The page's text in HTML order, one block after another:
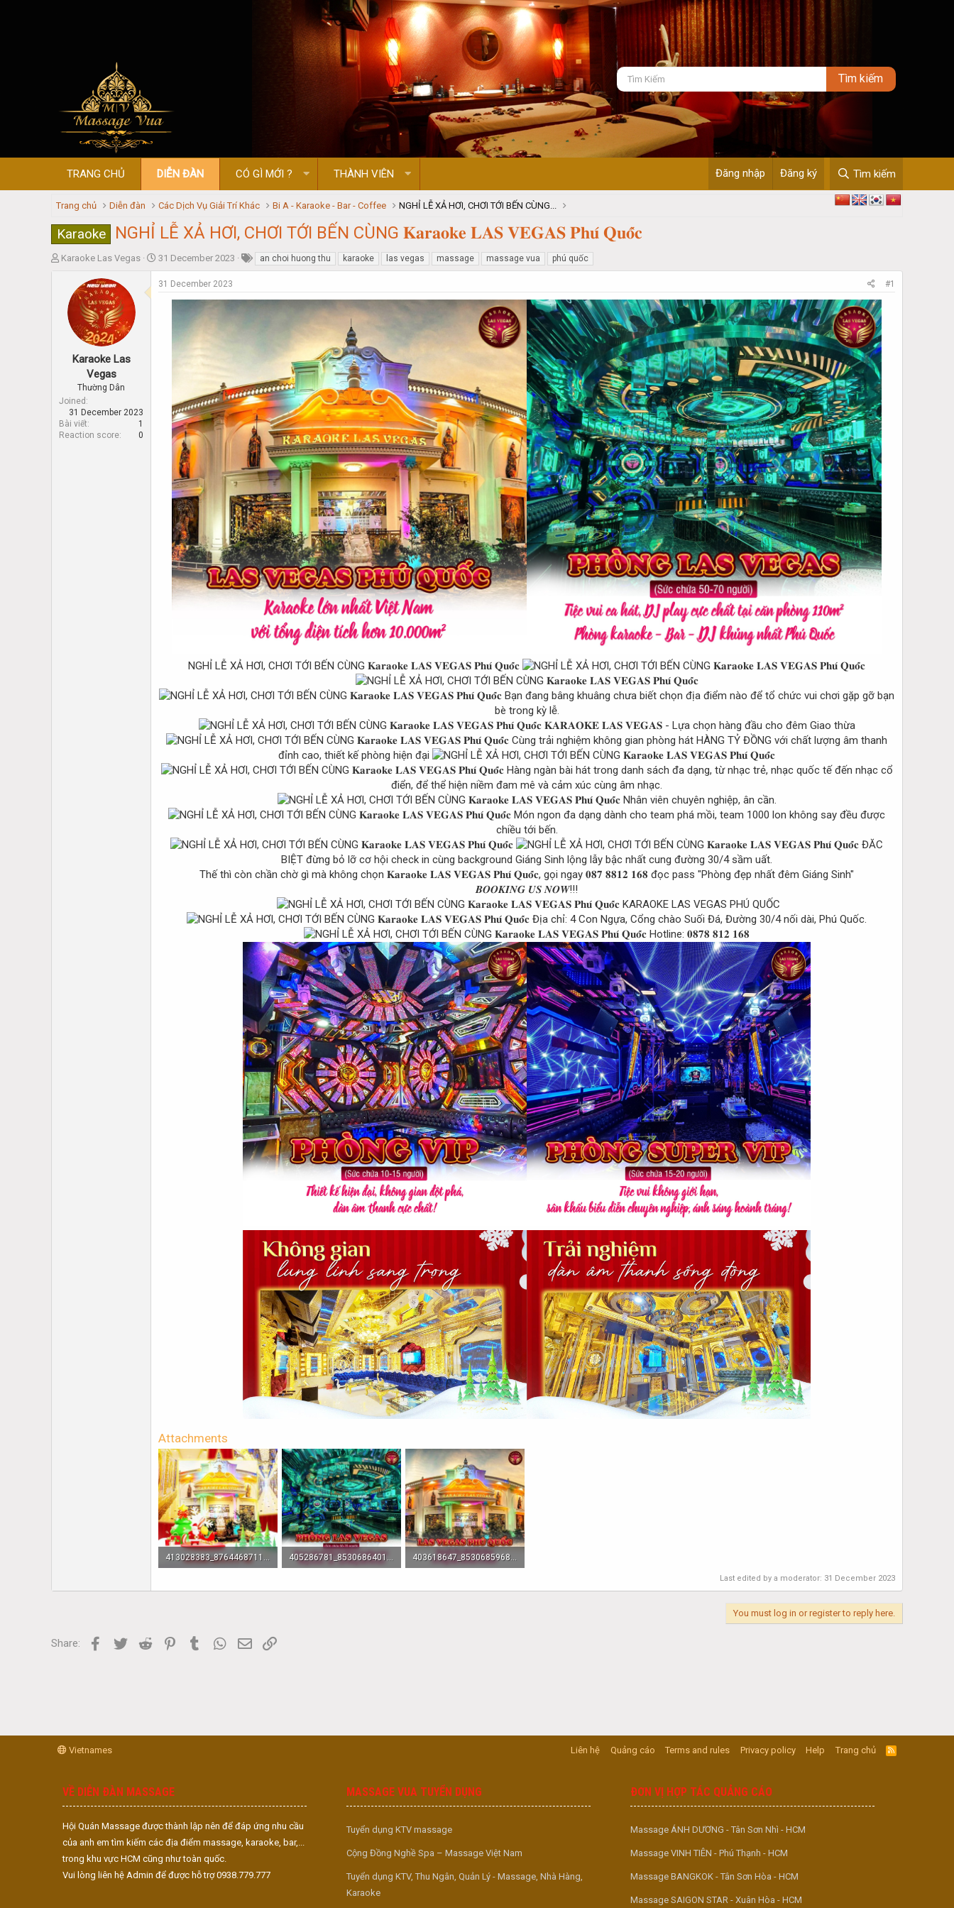
TRANG CHỦ DIỄN ĐÀN CÓ GÌ MỚI ? THÀNH VIÊN Đăng nhập Đăng ký Tìm kiếm
Trang chủ Diễn đàn Các Dịch Vụ Giải Trí Khác Bi A - Karaoke - Bar - Coffee NGHỈ LỄ XẢ HƠI, CHƠI TỚI BẾN CÙNG...
Karaoke NGHỈ LỄ XẢ HƠI, CHƠI TỚI BẾN CÙNG 𝐊𝐚𝐫𝐚𝐨𝐤𝐞 𝐋𝐀𝐒 𝐕𝐄𝐆𝐀𝐒 𝐏𝐡𝐮́ 𝐐𝐮𝐨̂́𝐜
T
e
Karaoke Las Vegas
S
t
a
31 December 2023 an choi huong thu karaoke las vegas massage massage vua phú quốc
Karaoke Las
Vegas
Thường Dân
Joined
31 December 2023
Bài viết
1
Reaction score
0
31 December 2023 #1
NGHỈ LỄ XẢ HƠI, CHƠI TỚI BẾN CÙNG 𝐊𝐚𝐫𝐚𝐨𝐤𝐞 𝐋𝐀𝐒 𝐕𝐄𝐆𝐀𝐒 𝐏𝐡𝐮́ 𝐐𝐮𝐨̂́𝐜
Bạn đang bâng khuâng chưa biết chọn địa điểm nào để tổ chức vui chơi gặp gỡ bạn
bè trong kỳ lễ.
𝐊𝐀𝐑𝐀𝐎𝐊𝐄 𝐋𝐀𝐒 𝐕𝐄𝐆𝐀𝐒 - Lựa chọn hàng đầu cho đêm Giao thừa
Cùng trải nghiệm không gian phòng hát HÀNG TỶ ĐỒNG với chất lượng âm thanh
đỉnh cao, thiết kế phòng hiện đại
Hàng ngàn bài hát trong danh sách đa dạng, từ nhạc trẻ, nhạc quốc tế đến nhạc cổ
điển, để thể hiện niềm đam mê và cảm xúc cùng âm nhạc.
Nhân viên chuyên nghiệp, ân cần.
Món ngon đa dạng dành cho team phá mồi, team 1000 lon không say đều được
chiều tới bến.
ĐĂC
BIỆT đừng bỏ lỡ cơ hội check in cùng background Giáng Sinh lộng lẫy bậc nhất cung đường 30/4 sầm uất.
Thế thì còn chần chờ gì mà không chọn 𝐊𝐚𝐫𝐚𝐨𝐤𝐞 𝐋𝐀𝐒 𝐕𝐄𝐆𝐀𝐒 𝐏𝐡𝐮́ 𝐐𝐮𝐨̂́𝐜, gọi ngay 𝟎𝟖𝟕 𝟖𝟖𝟏𝟐 𝟏𝟔𝟖 đọc pass "Phòng đẹp nhất đêm Giáng Sinh"
𝑩𝑶𝑶𝑲𝑰𝑵𝑮 𝑼𝑺 𝑵𝑶𝑾!!!
KARAOKE LAS VEGAS PHÚ QUỐC
Địa chỉ: 4 Con Ngựa, Cổng chào Suối Đá, Đường 30/4 nối dài, Phú Quốc.
Hotline: 𝟎𝟖𝟕𝟖 𝟖𝟏𝟐 𝟏𝟔𝟖
Attachments
Last edited by a moderator: 31 December 2023
You must log in or register to reply here.
Share: Facebook
Twitter Reddit PinterestTumblr WhatsApp
Email
Vietnames Liên hệ Quảng cáo Terms and rules Privacy policy Help Trang chủ
R
S
VỀ DIỄN ĐÀN MASSAGE
Hội Quán Massage được thành lập nên để đáp ứng nhu cầu
của anh em tìm kiếm các địa điểm massage, karaoke, bar,...
trong khu vực HCM cũng như toàn quốc.
Vui lòng liên hệ Admin để được hỗ trợ 0938.779.777
MASSAGE VUA TUYỂN DỤNG
Tuyển dụng KTV massage
Cộng Đồng Nghề Spa – Massage Việt Nam
Tuyển dụng KTV, Thu Ngân, Quản Lý - Massage, Nhà Hàng,
Karaoke
ĐƠN VỊ HỢP TÁC QUẢNG CÁO
Massage ÁNH DƯƠNG - Tân Sơn Nhì - HCM
Massage VINH TIÊN - Phú Thạnh - HCM
Massage BANGKOK - Tân Sơn Hòa - HCM
Massage SAIGON STAR - Xuân Hòa - HCM